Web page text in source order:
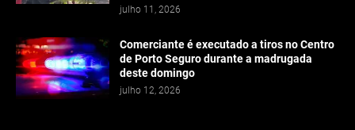
julho 11, 2026
Comerciante é executado a tiros no Centro
de Porto Seguro durante a madrugada
deste domingo
julho 12, 2026